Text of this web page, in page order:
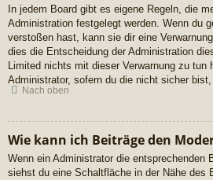
In jedem Board gibt es eigene Regeln, die
Administration festgelegt werden. Wenn du
verstoßen hast, kann sie dir eine
dies die Entscheidung der Administration
Limited nichts mit dieser Verwarnung zu tun
Administrator, sofern du die nicht sicher
Nach oben
Wie kann ich Beiträge den
Wenn ein Administrator die entsprechenden
siehst du eine Schaltfläche in der Nähe des